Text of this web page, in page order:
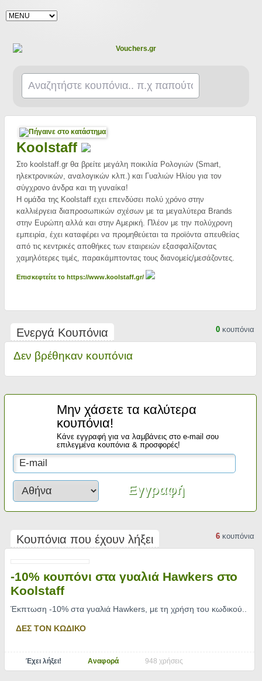
Koolstaff
Στο koolstaff.gr θα βρείτε μεγάλη ποικιλία Ρολογιών (Smart,
ηλεκτρονικών, αναλογικών κλπ.) και Γυαλιών Ηλίου για τον
σύγχρονο άνδρα και τη γυναίκα!
Η ομάδα της Koolstaff εχει επενδύσει πολύ χρόνο στην
καλλιέργεια διαπροσωπικών σχέσων με τα μεγαλύτερα Brands
στην Ευρώπη αλλά και στην Αμερική. Πλέον με την πολύχρονη
εμπειρία, έχει καταφέρει να προμηθεύεται τα προϊόντα απευθείας
από τις κεντρικές αποθήκες των εταιρειών εξασφαλίζοντας
χαμηλότερες τιμές, παρακάμπτοντας τους διανομείς/μεσάζοντες.
Επισκεφτείτε το https://www.koolstaff.gr/
Ενεργά Κουπόνια 0κουπόνια
Δεν βρέθηκαν κουπόνια
Μην χάσετε τα καλύτερα
κουπόνια!
Κάνε εγγραφή για να λαμβάνεις στο e-mail σου
επιλεγμένα κουπόνια & προσφορές!
Κουπόνια που έχουν λήξει 6κουπόνια
-10% κουπόνι στα γυαλιά Hawkers στο
Koolstaff
Έκπτωση -10% στα γυαλιά Hawkers, με τη χρήση του κωδικού
ΔΕΣ ΤΟΝ ΚΩΔΙΚΟ
Έχει λήξει! Αναφορά 948 χρήσεις